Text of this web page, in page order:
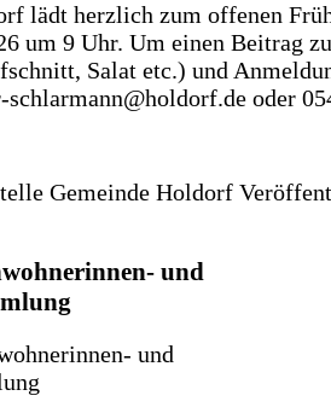
lädt herzlich zum offenen
um 9 Uhr. Um einen Beitrag
Salat etc.) und
schlarmann@holdorf.de oder
Gemeinde Holdorf
und